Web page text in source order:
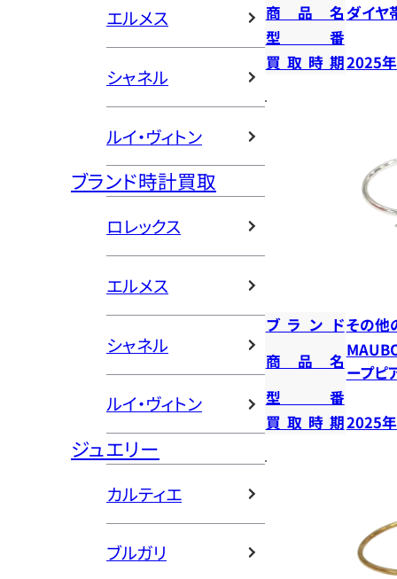
エルメス
シャネル
ルイ・ヴィトン
ブランド時計買取
ロレックス
エルメス
シャネル
ルイ・ヴィトン
ジュエリー
カルティエ
ブルガリ
商品名ダイヤ
型番
買取時期2025
ブランドその他
商品名
ープピ
型番
買取時期2025